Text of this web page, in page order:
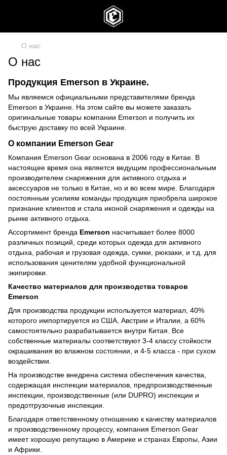
О нас
О нас
Продукция Emerson в Украине.
Мы являемся официальными представителями бренда
Emerson в Украине. На этом сайте вы можете заказать
оригинальные товары компании Emerson и получить их
быструю доставку по всей Украине.
О компании Emerson Gear
Компания Emerson Gear основана в 2006 году в Китае. В
настоящее время она является ведущим профессиональным
производителем снаряжения для активного отдыха и
аксессуаров не только в Китае, но и во всем мире. Благодаря
постоянным усилиям команды продукция приобрела широкое
признание клиентов и стала иконой снаряжения и одежды на
рынке активного отдыха.
Ассортимент бренда Emerson насчитывает более 8000
различных позиций, среди которых одежда для активного
отдыха, рабочая и грузовая одежда, сумки, рюкзаки, и т.д. для
использования ценителям удобной функциональной
экипировки.
Качество материалов для производства товаров
Emerson
Для производства продукции используется материал, 40%
которого импортируется из США, Австрии и Италии, а 60%
самостоятельно разрабатывается внутри Китая. Все
собственные материалы соответствуют 3-4 классу стойкости
окрашивания во влажном состоянии, и 4-5 класса - при сухом
воздействии.
На производстве внедрена система обеспечения качества,
содержащая инспекции материалов, предпроизводственные
инспекции, производственные (или DUPRO) инспекции и
предотгрузочные инспекции.
Благодаря ответственному отношению к качеству материалов
и производственному процессу, компания Emerson Gear
имеет хорошую репутацию в Америке и странах Европы, Азии
и Африки.